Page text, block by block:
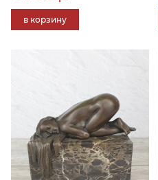
в корзину